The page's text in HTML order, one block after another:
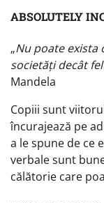
ABSOLUTELY
„Nu poate exista
societăți decât
Mandela
Copiii sunt
încurajează pe
a le spune de ce
verbale sunt
călătorie care